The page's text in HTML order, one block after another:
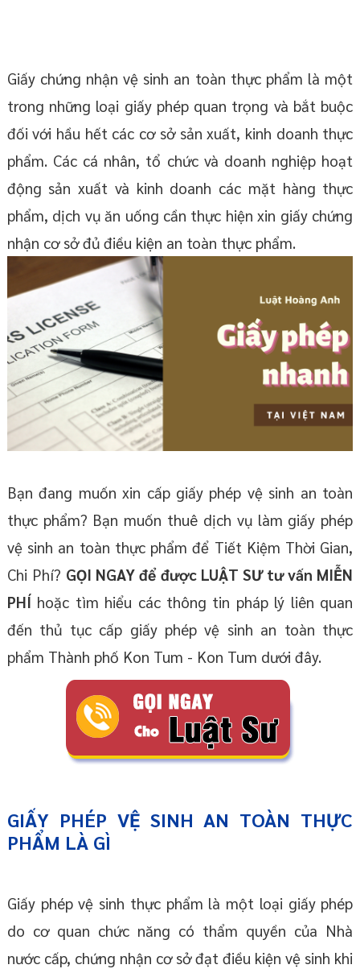
Giấy chứng nhận vệ sinh an toàn thực phẩm là một
trong những loại giấy phép quan trọng và bắt buộc
đối với hầu hết các cơ sở sản xuất, kinh doanh thực
phẩm. Các cá nhân, tổ chức và doanh nghiệp hoạt
động sản xuất và kinh doanh các mặt hàng thực
phẩm, dịch vụ ăn uống cần thực hiện xin giấy chứng
nhận cơ sở đủ điều kiện an toàn thực phẩm.
Bạn đang muốn xin cấp giấy phép vệ sinh an toàn
thực phẩm? Bạn muốn thuê dịch vụ làm giấy phép
vệ sinh an toàn thực phẩm để Tiết Kiệm Thời Gian,
Chi Phí? GỌI NGAY để được LUẬT SƯ tư vấn MIỄN
PHÍ hoặc tìm hiểu các thông tin pháp lý liên quan
đến thủ tục cấp giấy phép vệ sinh an toàn thực
phẩm Thành phố Kon Tum - Kon Tum dưới đây.
GIẤY PHÉP VỆ SINH AN TOÀN THỰC
PHẨM LÀ GÌ
Giấy phép vệ sinh thực phẩm là một loại giấy phép
do cơ quan chức năng có thẩm quyền của Nhà
nước cấp, chứng nhận cơ sở đạt điều kiện vệ sinh khi